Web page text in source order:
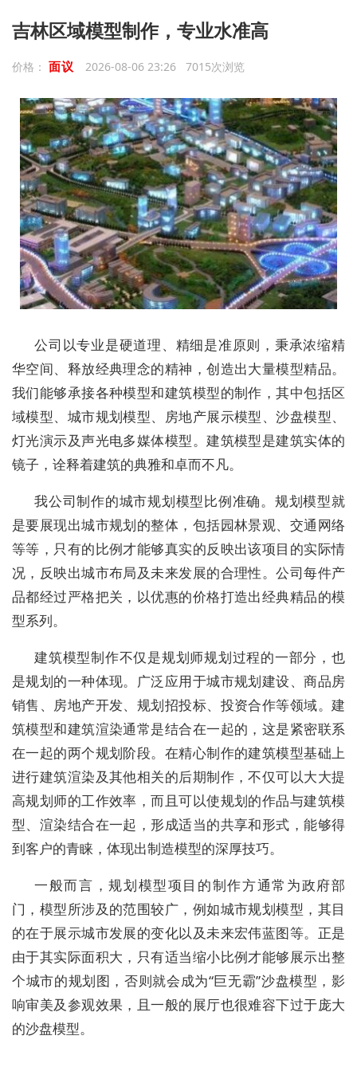
吉林区域模型制作，专业水准高
价格： 面议 2026-08-06 23:26 7015次浏览
公司以专业是硬道理、精细是准原则，秉承浓缩精
华空间、释放经典理念的精神，创造出大量模型精品。
我们能够承接各种模型和建筑模型的制作，其中包括区
域模型、城市规划模型、房地产展示模型、沙盘模型、
灯光演示及声光电多媒体模型。建筑模型是建筑实体的
镜子，诠释着建筑的典雅和卓而不凡。
我公司制作的城市规划模型比例准确。规划模型就
是要展现出城市规划的整体，包括园林景观、交通网络
等等，只有的比例才能够真实的反映出该项目的实际情
况，反映出城市布局及未来发展的合理性。公司每件产
品都经过严格把关，以优惠的价格打造出经典精品的模
型系列。
建筑模型制作不仅是规划师规划过程的一部分，也
是规划的一种体现。广泛应用于城市规划建设、商品房
销售、房地产开发、规划招投标、投资合作等领域。建
筑模型和建筑渲染通常是结合在一起的，这是紧密联系
在一起的两个规划阶段。在精心制作的建筑模型基础上
进行建筑渲染及其他相关的后期制作，不仅可以大大提
高规划师的工作效率，而且可以使规划的作品与建筑模
型、渲染结合在一起，形成适当的共享和形式，能够得
到客户的青睐，体现出制造模型的深厚技巧。
一般而言，规划模型项目的制作方通常为政府部
门，模型所涉及的范围较广，例如城市规划模型，其目
的在于展示城市发展的变化以及未来宏伟蓝图等。正是
由于其实际面积大，只有适当缩小比例才能够展示出整
个城市的规划图，否则就会成为“巨无霸”沙盘模型，影
响审美及参观效果，且一般的展厅也很难容下过于庞大
的沙盘模型。